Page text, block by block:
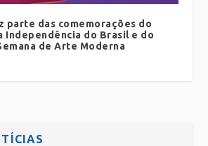
parte das comemorações do
Independência do Brasil e do
de Arte Moderna